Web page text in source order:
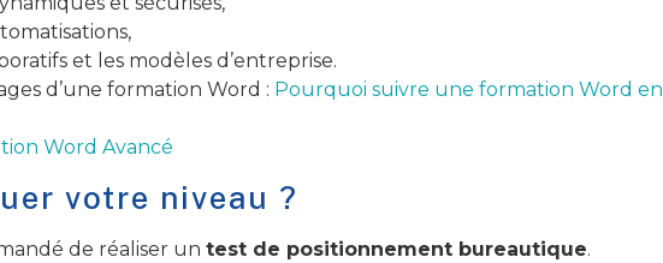
et les modèles d’entreprise.
d’une formation Word : Pourquoi suivre une formation Word en
Word Avancé
votre niveau ?
de réaliser un test de positionnement bureautique.